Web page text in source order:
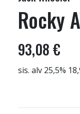
Rocky
93,08 €
sis. alv 25,5%